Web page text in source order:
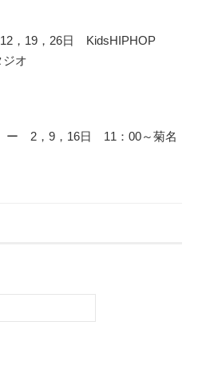
，19，26日 KidsHIPHOP
オ
ー 2，9，16日 11：00～菊名